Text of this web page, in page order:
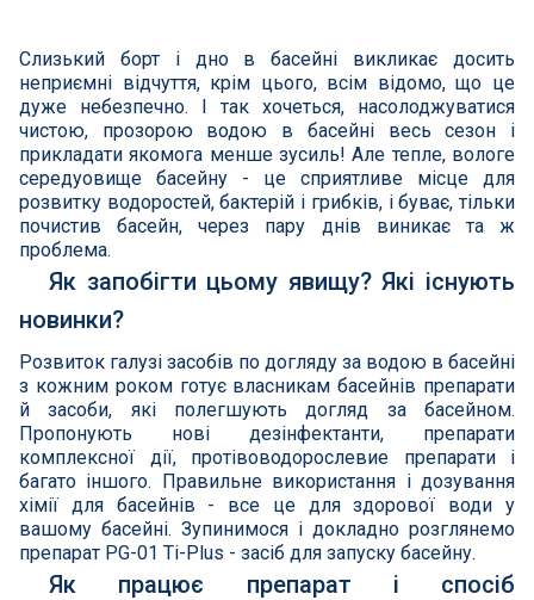
Освітлення басейнів
Сходи, душі і поручні
Атракціони для відпочинку
Автоматична очистка
Збірні басейни
Засоби порятунку на воді
Аксесуари для громадських
Підйомники для басейнів
Інклюзивність пляжів
Слизький борт і дно в басейні викликає досить
неприємні відчуття, крім цього, всім відомо, що це
дуже небезпечно. І так хочеться, насолоджуватися
чистою, прозорою водою в басейні весь сезон і
прикладати якомога менше зусиль! Але тепле, вологе
середуовище басейну - це сприятливе місце для
розвитку водоростей, бактерій і грибків, і буває, тільки
почистив басейн, через пару днів виникає та ж
проблема.
Як запобігти цьому явищу? Які існують
новинки?
Розвиток галузі засобів по догляду за водою в басейні
з кожним роком готує власникам басейнів препарати
й засоби, які полегшують догляд за басейном.
Пропонують нові дезінфектанти, препарати
комплексної дії, протівоводорослевие препарати і
багато іншого. Правильне використання і дозування
хімії для басейнів - все це для здорової води у
вашому басейні. Зупинимося і докладно розглянемо
препарат PG-01 Ti-Plus - засіб для запуску басейну.
Як працює препарат і спосіб